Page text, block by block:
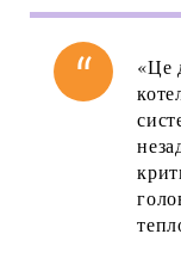
«Це